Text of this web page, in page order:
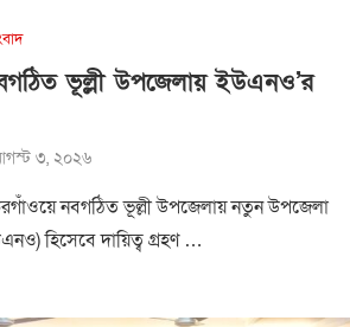
ভূল্লী উপজেলায় ইউএনও’র
৩, ২০২৬
নবগঠিত ভূল্লী উপজেলায় নতুন উপজেলা
হিসেবে দায়িত্ব গ্রহণ …